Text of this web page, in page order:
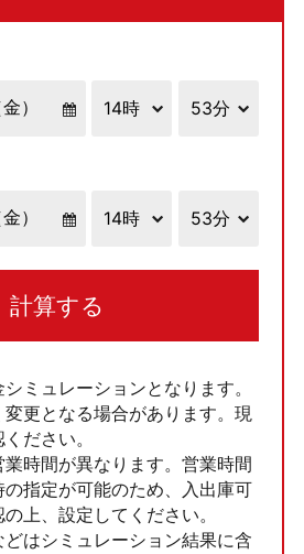
計算する
ミュレーションとなります。
更となる場合があります。現
ださい。
時間が異なります。営業時間
指定が可能のため、入出庫可
上、設定してください。
はシミュレーション結果に含